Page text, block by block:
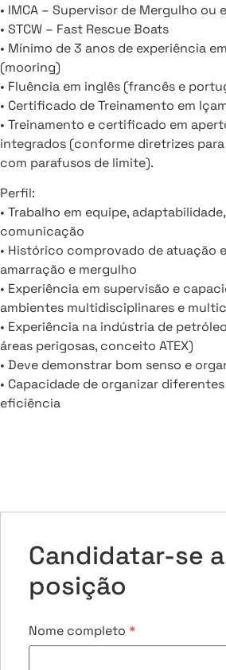
• IMCA – Supervisor de Mergulho ou
• STCW – Fast Rescue Boats
• Mínimo de 3 anos de experiência
(mooring)
• Fluência em inglês (francês e
• Certificado de Treinamento em
• Treinamento e certificado em
integrados (conforme diretrizes
com parafusos de limite).
Perfil:
• Trabalho em equipe,
comunicação
• Histórico comprovado de atuação
amarração e mergulho
• Experiência em supervisão e
ambientes multidisciplinares e
• Experiência na indústria de
áreas perigosas, conceito ATEX)
• Deve demonstrar bom senso e
• Capacidade de organizar
eficiência
Candidatar-se
posição
Nome completo *